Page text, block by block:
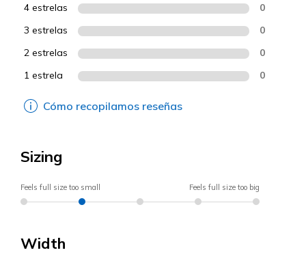
4 estrelas 0
3 estrelas 0
2 estrelas 0
1 estrela 0
Cómo recopilamos reseñas
Sizing
Feels full size too small Feels full size too big
Width